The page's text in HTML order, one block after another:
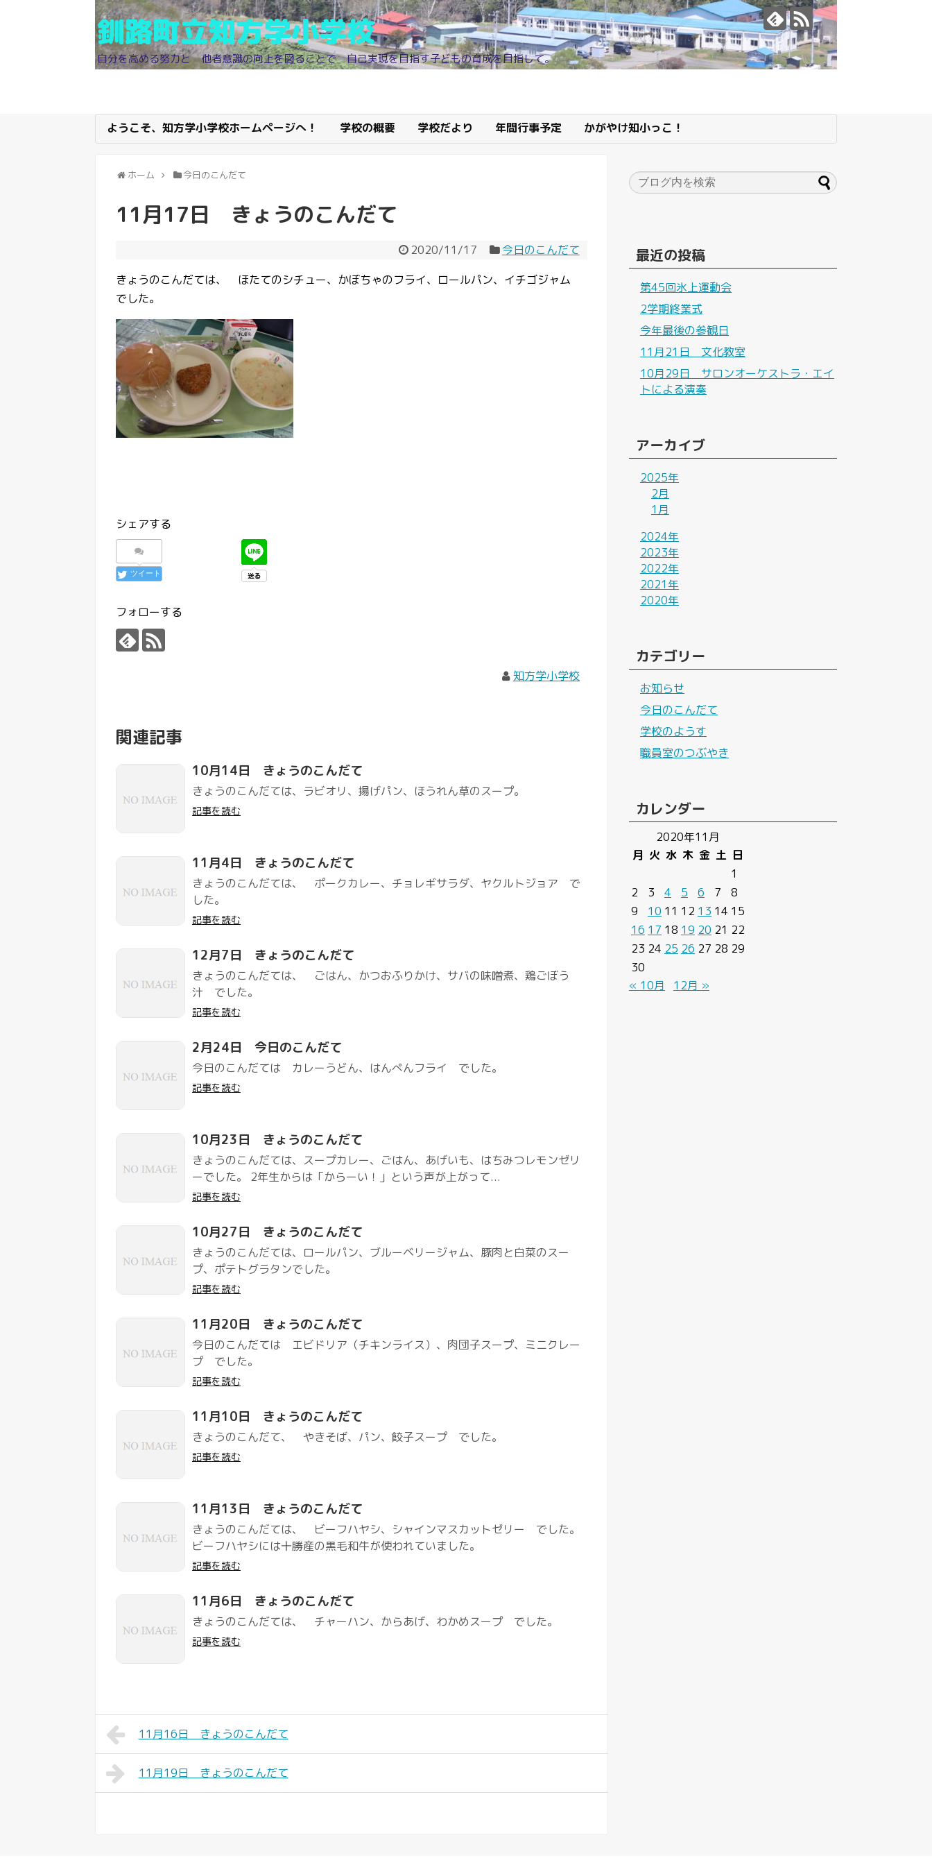
釧路町立知方学小学校
自分を高める努力と 他者意識の向上を図ることで 自己実現を目指す子どもの育成を目指して。
ようこそ、知方学小学校ホームページへ！ 学校の概要 学校だより 年間行事予定 かがやけ知小っこ！
ホーム 今日のこんだて
11月17日 きょうのこんだて
2020/11/17
今日のこんだて
きょうのこんだては、 ほたてのシチュー、かぼちゃのフライ、ロールパン、イチゴジャム
でした。
シェアする
ツイート
フォローする
知方学小学校
関連記事
10月14日 きょうのこんだて
きょうのこんだては、ラビオリ、揚げパン、ほうれん草のスープ。
記事を読む
11月4日 きょうのこんだて
きょうのこんだては、 ポークカレー、チョレギサラダ、ヤクルトジョア で
した。
記事を読む
12月7日 きょうのこんだて
きょうのこんだては、 ごはん、かつおふりかけ、サバの味噌煮、鶏ごぼう
汁 でした。
記事を読む
2月24日 今日のこんだて
今日のこんだては カレーうどん、はんぺんフライ でした。
記事を読む
10月23日 きょうのこんだて
きょうのこんだては、スープカレー、ごはん、あげいも、はちみつレモンゼリ
ーでした。 2年生からは「からーい！」という声が上がって...
記事を読む
10月27日 きょうのこんだて
きょうのこんだては、ロールパン、ブルーベリージャム、豚肉と白菜のスー
プ、ポテトグラタンでした。
記事を読む
11月20日 きょうのこんだて
今日のこんだては エビドリア（チキンライス）、肉団子スープ、ミニクレー
プ でした。
記事を読む
11月10日 きょうのこんだて
きょうのこんだて、 やきそば、パン、餃子スープ でした。
記事を読む
11月13日 きょうのこんだて
きょうのこんだては、 ビーフハヤシ、シャインマスカットゼリー でした。
ビーフハヤシには十勝産の黒毛和牛が使われていました。
記事を読む
11月6日 きょうのこんだて
きょうのこんだては、 チャーハン、からあげ、わかめスープ でした。
記事を読む
11月16日 きょうのこんだて
11月19日 きょうのこんだて
最近の投稿
第45回氷上運動会
2学期終業式
今年最後の参観日
11月21日 文化教室
10月29日 サロンオーケストラ・エイ
トによる演奏
アーカイブ
2025年
2月
1月
2024年
2023年
2022年
2021年
2020年
カテゴリー
お知らせ
今日のこんだて
学校のようす
職員室のつぶやき
カレンダー
2020年11月
月 火 水 木 金 土 日
1
2
3 4 5 6 7
8
9
10 11 12 13 14 15
16 17 18 19 20 21 22
23 24 25 26 27 28 29
30
« 10月
12月 »